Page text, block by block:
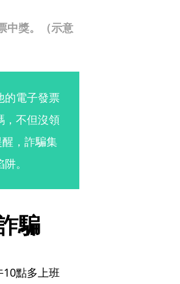
中獎。（示意
的電子發票
，不但沒領
，詐騙集
。
騙
點多上班